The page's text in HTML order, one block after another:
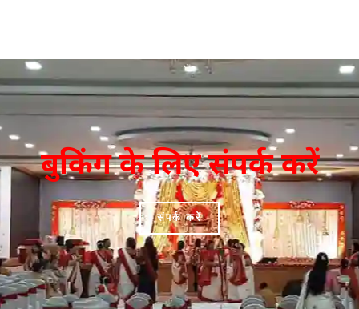
बुकिंग के लिए संपर्क करें
संपर्क करें